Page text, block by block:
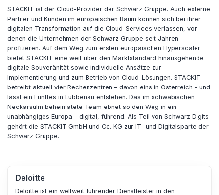
STACKIT ist der Cloud-Provider der Schwarz Gruppe. Auch externe
Partner und Kunden im europäischen Raum können sich bei ihrer
digitalen Transformation auf die Cloud-Services verlassen, von
denen die Unternehmen der Schwarz Gruppe seit Jahren
profitieren. Auf dem Weg zum ersten europäischen Hyperscaler
bietet STACKIT eine weit über den Marktstandard hinausgehende
digitale Souveränität sowie individuelle Ansätze zur
Implementierung und zum Betrieb von Cloud-Lösungen. STACKIT
betreibt aktuell vier Rechenzentren – davon eins in Österreich – und
lässt ein Fünftes in Lübbenau entstehen. Das im schwäbischen
Neckarsulm beheimatete Team ebnet so den Weg in ein
unabhängiges Europa – digital, führend. Als Teil von Schwarz Digits
gehört die STACKIT GmbH und Co. KG zur IT- und Digitalsparte der
Schwarz Gruppe.
Deloitte
Deloitte ist ein weltweit führender Dienstleister in den